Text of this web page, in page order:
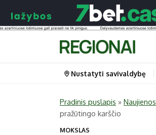
Portalas
Nustatyti savivaldybę
Pradinis puslapis » Naujienos
pražūtingo karščio
MOKSLAS